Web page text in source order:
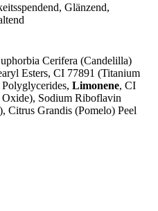
Glänzend,
Cerifera (Candelilla)
Esters, CI 77891 (Titanium
Limonene, CI
Sodium Riboflavin
Citrus Grandis (Pomelo) Peel